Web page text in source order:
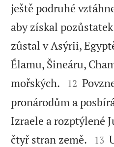
ještě podruhé
aby získal
zůstal v Asýrii,
Élamu, Šineáru,
mořských.


12
pronárodům a
Izraele a rozptýlené
čtyř stran země.


13